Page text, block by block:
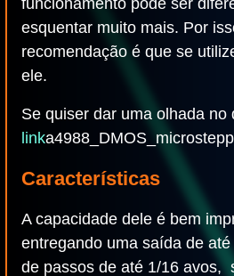
funcionamento pode ser
esquentar muito mais. Por
recomendação é que se
ele.
Se quiser dar uma olhada no
link
Características
A capacidade dele é bem
entregando uma saída de
de passos de até 1/16 avos,